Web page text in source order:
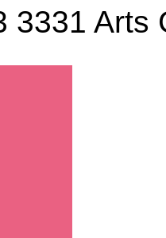
3331 Arts